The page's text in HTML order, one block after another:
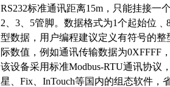
RS232标准通讯距离15m，只能挂接一个
2、3、5管脚。数据格式为1个起始位
型数据，用户编程建议定义有符号的
际数值，例如通讯传输数据为0XFFFF
该设备采用标准Modbus-RTU通讯协议
星、Fix、 InTouch等国内的组态软件，